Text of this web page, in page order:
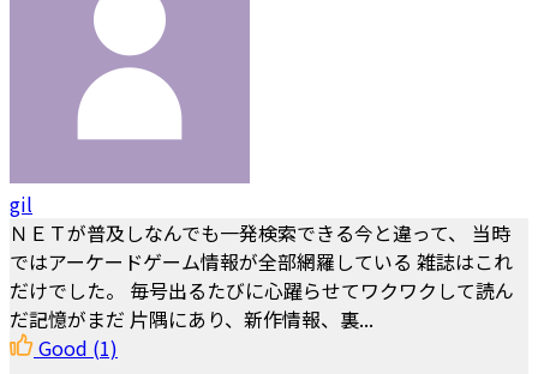
gil
ＮＥＴが普及しなんでも一発検索できる今と違って、 当時
ではアーケードゲーム情報が全部網羅している 雑誌はこれ
だけでした。 毎号出るたびに心躍らせてワクワクして読ん
だ記憶がまだ 片隅にあり、新作情報、裏...
Good (1)